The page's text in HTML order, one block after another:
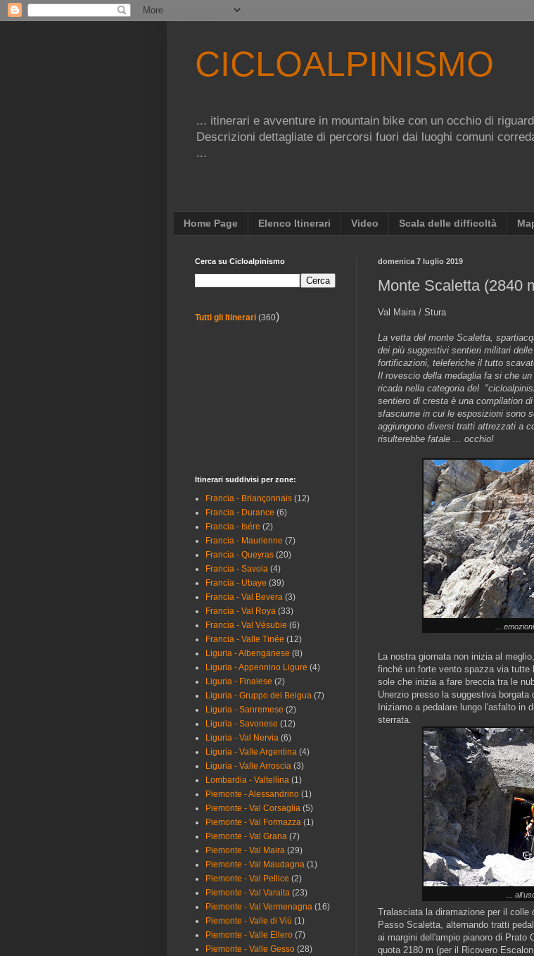
CICLOALPINISMO
... itinerari e avventure in mountain bike con un occhio di
Descrizioni dettagliate di percorsi fuori dai luoghi comuni
...
Home Page Elenco Itinerari Video Scala delle difficoltà
domenica 7 luglio 2019
Monte Scaletta (2840
Val Maira / Stura
La vetta del monte Scaletta,
dei più suggestivi sentieri militari
fortificazioni, teleferiche il tutto
Il rovescio della medaglia fa si che
ricada nella categoria del
sentiero di cresta è una compilation
sfasciume in cui le esposizioni sono
aggiungono diversi tratti attrezzati a
risulterebbe fatale ... occhio!
...
La nostra giornata non inizia al
finché un forte vento spazza via tutte
sole che inizia a fare breccia tra le
Unerzio presso la suggestiva
Iniziamo a pedalare lungo l'asfalto in
sterrata.
...
Tralasciata la diramazione per il colle
Passo Scaletta, alternando tratti
ai margini dell'ampio pianoro di Prato
quota 2180 m (per il Ricovero
Cerca su Cicloalpinismo
Tutti gli Itinerari (360)
Itinerari suddivisi per zone:
Francia - Briançonnais (12)
Francia - Durance (6)
Francia - Isére (2)
Francia - Maurienne (7)
Francia - Queyras (20)
Francia - Savoia (4)
Francia - Ubaye (39)
Francia - Val Bevera (3)
Francia - Val Roya (33)
Francia - Val Vésubie (6)
Francia - Valle Tinée (12)
Liguria - Albenganese (8)
Liguria - Appennino Ligure (4)
Liguria - Finalese (2)
Liguria - Gruppo del Beigua (7)
Liguria - Sanremese (2)
Liguria - Savonese (12)
Liguria - Val Nervia (6)
Liguria - Valle Argentina (4)
Liguria - Valle Arroscia (3)
Lombardia - Valtellina (1)
Piemonte - Alessandrino (1)
Piemonte - Val Corsaglia (5)
Piemonte - Val Formazza (1)
Piemonte - Val Grana (7)
Piemonte - Val Maira (29)
Piemonte - Val Maudagna (1)
Piemonte - Val Pellice (2)
Piemonte - Val Varaita (23)
Piemonte - Val Vermenagna (16)
Piemonte - Valle di Viù (1)
Piemonte - Valle Ellero (7)
Piemonte - Valle Gesso (28)